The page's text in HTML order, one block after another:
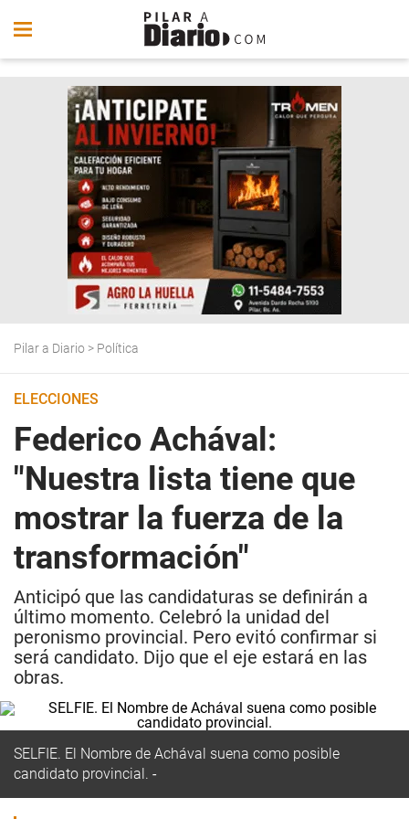
Pilar a Diario > Política
ELECCIONES
Federico Achával:
"Nuestra lista tiene que
mostrar la fuerza de la
transformación"
Anticipó que las candidaturas se definirán a
último momento. Celebró la unidad del
peronismo provincial. Pero evitó confirmar si
será candidato. Dijo que el eje estará en las
obras.
SELFIE. El Nombre de Achával suena como posible
candidato provincial.